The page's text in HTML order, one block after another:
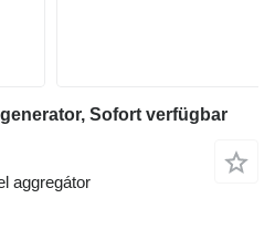
Sofort verfügbar
aggregátor